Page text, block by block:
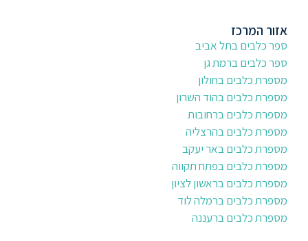
אזור המרכז
ספר כלבים בתל אביב
ספר כלבים ברמת גן
מספרת כלבים בחולון
מספרת כלבים בהוד השרון
מספרת כלבים ברחובות
מספרת כלבים בהרצליה
מספרת כלבים באר יעקב
מספרת כלבים בפתח תקווה
מספרת כלבים בראשון לציון
מספרת כלבים ברמלה לוד
מספרת כלבים ברעננה